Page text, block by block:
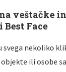
veštačke
Best Face
svega nekoliko
ili osobe